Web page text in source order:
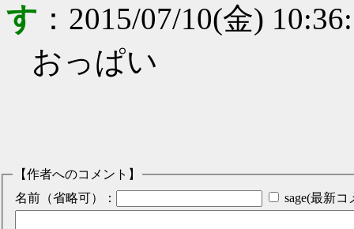
す ： 2015/07/10(金)
おっぱい
【作者へのコメント】
名前（省略可）：
sage(最新